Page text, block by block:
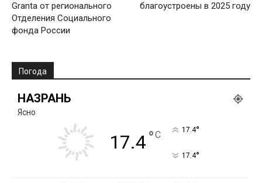
Granta от регионального
Отделения Социального
фонда России
благоустроены в 2025 году
Погода
НАЗРАНЬ
Ясно
17.4°C 17.4°
17.4°